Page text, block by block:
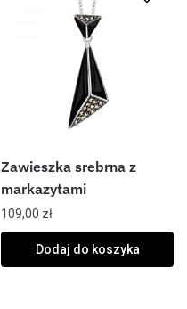
Zawieszka srebrna z
markazytami
109,00 zł
Dodaj do koszyka